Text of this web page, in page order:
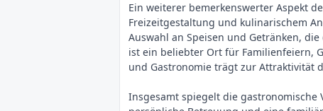
Ein weiterer bemerkenswerter Aspekt
Freizeitgestaltung und kulinarischem
Auswahl an Speisen und Getränken,
ist ein beliebter Ort für Familienfeiern,
und Gastronomie trägt zur Attraktivität
Insgesamt spiegelt die gastronomische